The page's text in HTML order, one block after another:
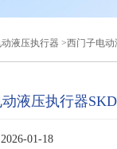
液压执行器 >西门子电动
液压执行器
01-18